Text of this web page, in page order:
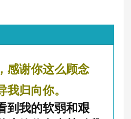
感谢你这么顾念
归向你。
到我的软弱和艰